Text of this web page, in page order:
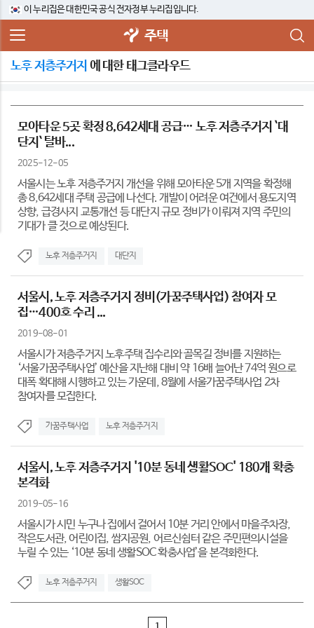
이 누리집은 대한민국 공식 전자정부 누리집입니다.
주택
노후 저층주거지 에 대한 태그클라우드
모아타운 5곳 확정 8,642세대 공급… 노후 저층주거지 `대
단지` 탈바...
2025-12-05
서울시는 노후 저층주거지 개선을 위해 모아타운 5개 지역을 확정해
총 8,642세대 주택 공급에 나선다. 개발이 어려운 여건에서 용도지역
상향, 급경사지 교통개선 등 대단지 규모 정비가 이뤄져 지역 주민의
기대가 클 것으로 예상된다.
노후 저층주거지 대단지
서울시, 노후 저층주거지 정비(가꿈주택사업) 참여자 모
집…400호 수리 ...
2019-08-01
서울시가 저층주거지 노후주택 집수리와 골목길 정비를 지원하는
‘서울가꿈주택사업’ 예산을 지난해 대비 약 16배 늘어난 74억 원으로
대폭 확대해 시행하고 있는 가운데, 8월에 서울가꿈주택사업 2차
참여자를 모집한다.
가꿈주택사업 노후 저층주거지
서울시, 노후 저층주거지 '10분 동네 생활SOC' 180개 확충
본격화
2019-05-16
서울시가 시민 누구나 집에서 걸어서 10분 거리 안에서 마을주차장,
작은도서관, 어린이집, 쌈지공원, 어르신쉼터 같은 주민편의시설을
누릴 수 있는 ‘10분 동네 생활SOC 확충사업’을 본격화한다.
노후 저층주거지 생활SOC